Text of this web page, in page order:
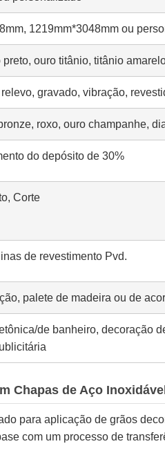
1219mm*3048mm ou
ouro titânio, titânio
gravado, vibração,
roxo, ouro champanhe,
do depósito de 30%
Corte
de revestimento Pvd.
palete de madeira ou de
de banheiro, decoração
Chapas de Aço Inoxidável
para aplicação de grãos
com um processo de